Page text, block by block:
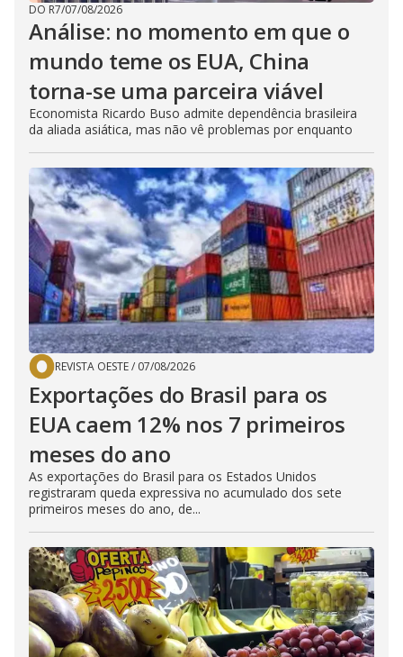
DO R7/07/08/2026
Análise: no momento em que o
mundo teme os EUA, China
torna-se uma parceira viável
Economista Ricardo Buso admite dependência brasileira
da aliada asiática, mas não vê problemas por enquanto
REVISTA OESTE/ 07/08/2026
Exportações do Brasil para os
EUA caem 12% nos 7 primeiros
meses do ano
As exportações do Brasil para os Estados Unidos
registraram queda expressiva no acumulado dos sete
primeiros meses do ano, de...